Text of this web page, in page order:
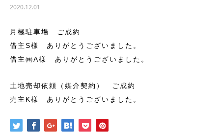
2020.12.01
月極駐車場 ご成約
借主S様 ありがとうございました。
借主㈱A様 ありがとうございました。
土地売却依頼（媒介契約） ご成約
売主K様 ありがとうございました。